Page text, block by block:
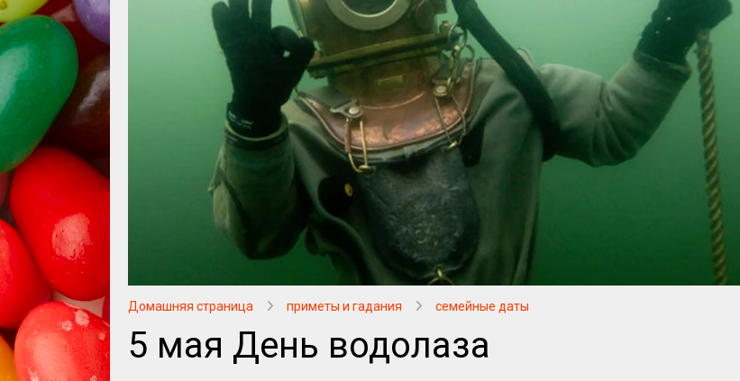
Домашняя страница приметы и гадания семейные даты
5 мая День водолаза